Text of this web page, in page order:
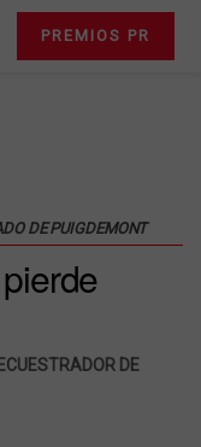
PREMIOS PR
DE PUIGDEMONT
DE